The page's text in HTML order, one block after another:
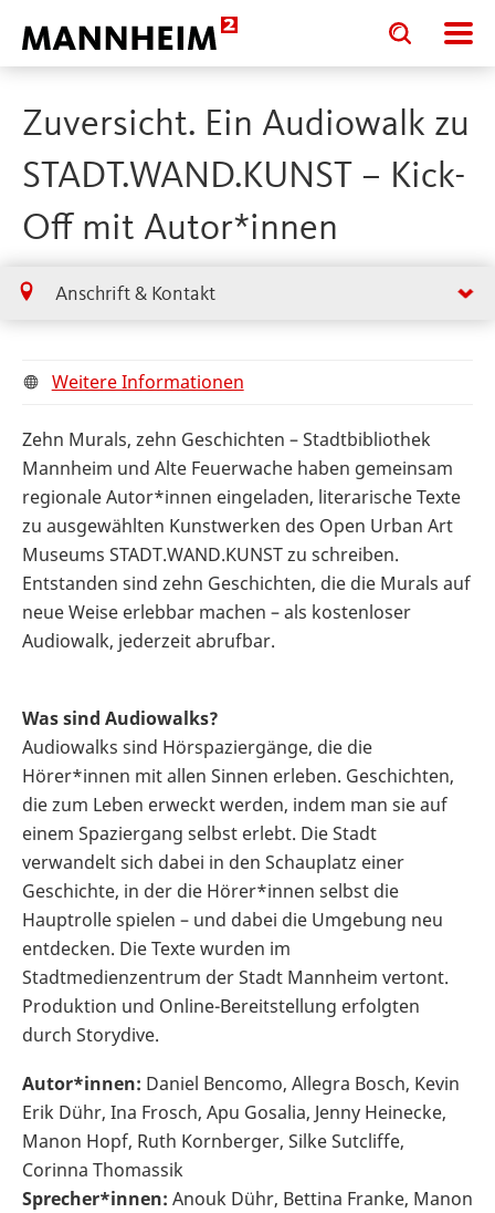
Toggle
search
input
Toggle
search
input
Zuversicht. Ein Audiowalk zu
STADT.WAND.KUNST – Kick-
Off mit Autor*innen
Anschrift & Kontakt
Weitere Informationen
Zehn Murals, zehn Geschichten – Stadtbibliothek
Mannheim und Alte Feuerwache haben gemeinsam
regionale Autor*innen eingeladen, literarische Texte
zu ausgewählten Kunstwerken des Open Urban Art
Museums STADT.WAND.KUNST zu schreiben.
Entstanden sind zehn Geschichten, die die Murals auf
neue Weise erlebbar machen – als kostenloser
Audiowalk, jederzeit abrufbar.
Was sind Audiowalks?
Audiowalks sind Hörspaziergänge, die die
Hörer*innen mit allen Sinnen erleben. Geschichten,
die zum Leben erweckt werden, indem man sie auf
einem Spaziergang selbst erlebt. Die Stadt
verwandelt sich dabei in den Schauplatz einer
Geschichte, in der die Hörer*innen selbst die
Hauptrolle spielen – und dabei die Umgebung neu
entdecken. Die Texte wurden im
Stadtmedienzentrum der Stadt Mannheim vertont.
Produktion und Online-Bereitstellung erfolgten
durch Storydive.
Autor*innen: Daniel Bencomo, Allegra Bosch, Kevin
Erik Dühr, Ina Frosch, Apu Gosalia, Jenny Heinecke,
Manon Hopf, Ruth Kornberger, Silke Sutcliffe,
Corinna Thomassik
Sprecher*innen: Anouk Dühr, Bettina Franke, Manon